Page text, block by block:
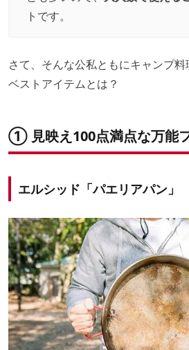
トです。
さて、そんな公私ともにキャンプ
ベストアイテムとは？
① 見映え100点満点な万能
エルシッド「パエリアパン」